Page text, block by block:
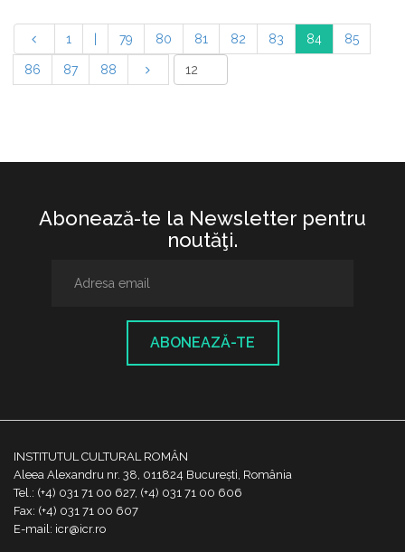
1 79 80 81 82 83 84 85
86 87 88
Abonează-te la Newsletter pentru
noutăţi.
ABONEAZĂ-TE
INSTITUTUL CULTURAL ROMÂN
Aleea Alexandru nr. 38, 011824 București, România
Tel.: (+4) 031 71 00 627, (+4) 031 71 00 606
Fax: (+4) 031 71 00 607
E-mail: icr@icr.ro